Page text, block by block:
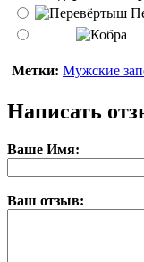
Метки: Мужские
Написать
Ваше Имя:
Ваш отзыв: